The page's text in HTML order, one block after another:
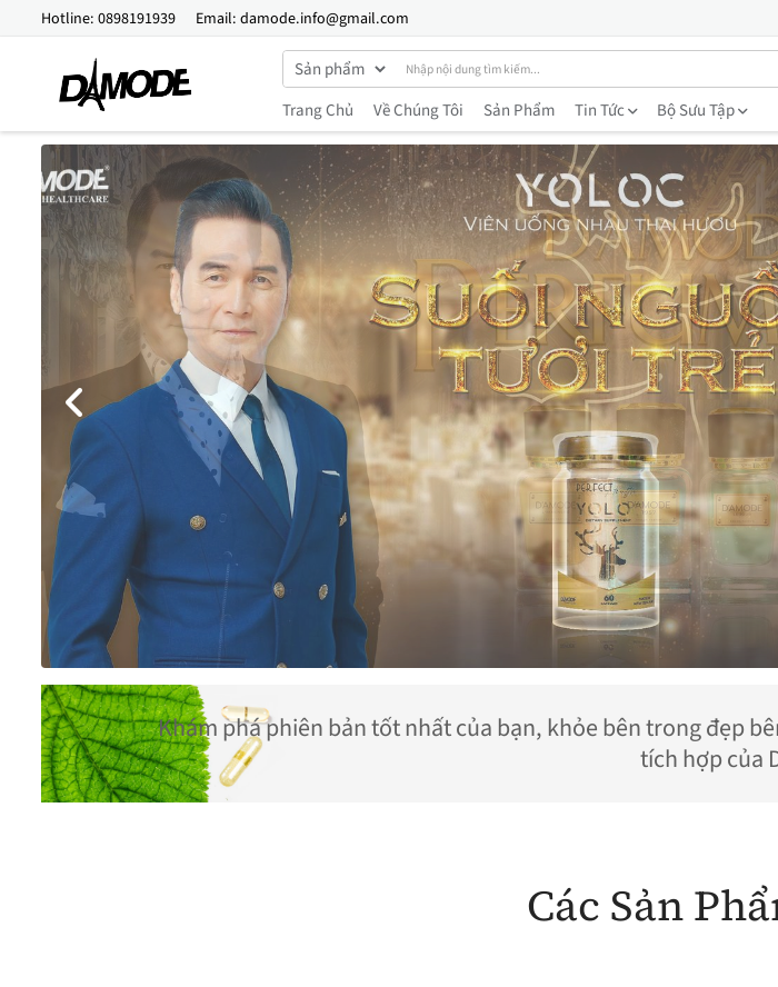
Hotline: 0898191939 Email: damode.info@gmail.com
Trang Chủ Về Chúng Tôi Sản Phẩm Tin Tức Bộ Sưu Tập
Khám phá phiên bản tốt nhất của bạn, khỏe bên trong đẹp
tích hợp của
Các Sản